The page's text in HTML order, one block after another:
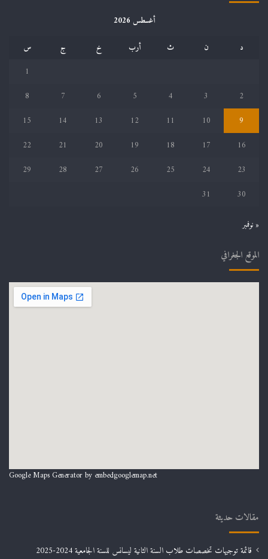
أغسطس 2026
د
ن ث أرب خ ج
س
1
2
3
4
5
6
7
8
9
10
11
12
13
14
15
16
17
18
19
20
21
22
23
24
25
26
27
28
29
30
31
« نوفمبر
الموقع الجغرافي
Google Maps Generator by embedgooglemap.net
مقالات حديثة
قائمة توجيهات تخصصات طلاب السنة الثانية ليسانس للسنة الجامعية 2024-2025